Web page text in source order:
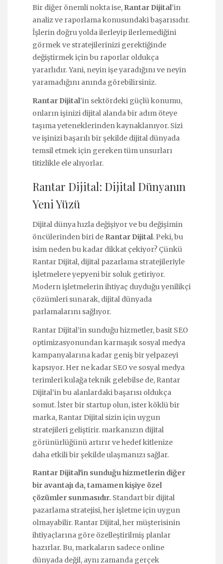
Bir diğer önemli nokta ise, Rantar Dijital'in
analiz ve raporlama konusundaki başarısıdır.
İşlerin doğru yolda ilerleyip ilerlemediğini
görmek ve stratejilerinizi gerektiğinde
değiştirmek için bu raporlar oldukça
yararlıdır. Yani, neyin işe yaradığını ve neyin
yaramadığını anında görebilirsiniz.
Rantar Dijital’in sektördeki güçlü konumu,
onların işinizi dijital alanda bir adım öteye
taşıma yeteneklerinden kaynaklanıyor. Sizi
ve işinizi başarılı bir şekilde dijital dünyada
temsil etmek için gereken tüm unsurları
titizlikle ele alıyorlar.
Rantar Dijital: Dijital Dünyanın
Yeni Yüzü
Dijital dünya hızla değişiyor ve bu değişimin
öncülerinden biri de Rantar Dijital. Peki, bu
isim neden bu kadar dikkat çekiyor? Çünkü
Rantar Dijital, dijital pazarlama stratejileriyle
işletmelere yepyeni bir soluk getiriyor.
Modern işletmelerin ihtiyaç duyduğu yenilikçi
çözümleri sunarak, dijital dünyada
parlamalarını sağlıyor.
Rantar Dijital’in sunduğu hizmetler, basit SEO
optimizasyonundan karmaşık sosyal medya
kampanyalarına kadar geniş bir yelpazeyi
kapsıyor. Her ne kadar SEO ve sosyal medya
terimleri kulağa teknik gelebilse de, Rantar
Dijital’in bu alanlardaki başarısı oldukça
somut. İster bir startup olun, ister köklü bir
marka, Rantar Dijital sizin için uygun
stratejileri geliştirir. markanızın dijital
görünürlüğünü artırır ve hedef kitlenize
daha etkili bir şekilde ulaşmanızı sağlar.
Rantar Dijital'in sunduğu hizmetlerin diğer
bir avantajı da, tamamen kişiye özel
çözümler sunmasıdır. Standart bir dijital
pazarlama stratejisi, her işletme için uygun
olmayabilir. Rantar Dijital, her müşterisinin
ihtiyaçlarına göre özelleştirilmiş planlar
hazırlar. Bu, markaların sadece online
dünyada değil, aynı zamanda gerçek